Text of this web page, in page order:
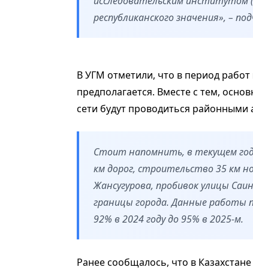
республиканского значения», –
В УГМ отметили, что в период
предполагается. Вместе с тем,
сети будут проводиться
Стоит напомнить, в текущем
км дорог, строительство 35 км
Жансугурова, пробивок улицы
границы города. Данные работы
92% в 2024 году до 95% в 2025-м.
Ранее сообщалось, что в Казахстане